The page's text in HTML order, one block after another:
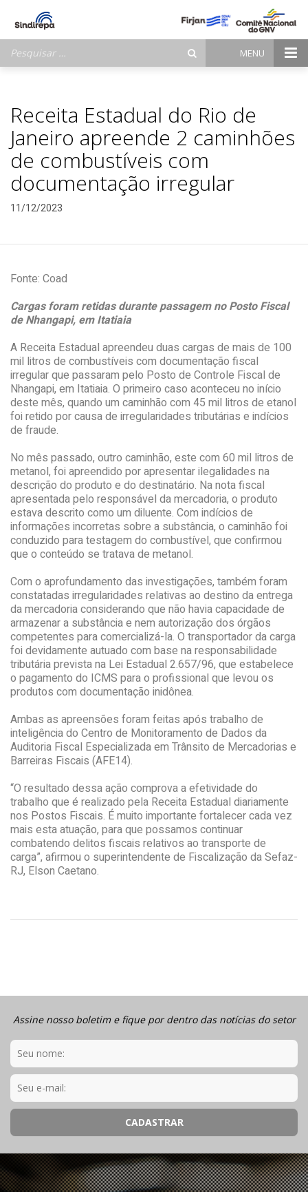
por:
MENU
Receita Estadual do Rio de
Janeiro apreende 2 caminhões
de combustíveis com
documentação irregular
11/12/2023
Fonte: Coad
Cargas foram retidas durante passagem no Posto Fiscal
de Nhangapi, em Itatiaia
A Receita Estadual apreendeu duas cargas de mais de 100
mil litros de combustíveis com documentação fiscal
irregular que passaram pelo Posto de Controle Fiscal de
Nhangapi, em Itatiaia. O primeiro caso aconteceu no início
deste mês, quando um caminhão com 45 mil litros de etanol
foi retido por causa de irregularidades tributárias e indícios
de fraude.
No mês passado, outro caminhão, este com 60 mil litros de
metanol, foi apreendido por apresentar ilegalidades na
descrição do produto e do destinatário. Na nota fiscal
apresentada pelo responsável da mercadoria, o produto
estava descrito como um diluente. Com indícios de
informações incorretas sobre a substância, o caminhão foi
conduzido para testagem do combustível, que confirmou
que o conteúdo se tratava de metanol.
Com o aprofundamento das investigações, também foram
constatadas irregularidades relativas ao destino da entrega
da mercadoria considerando que não havia capacidade de
armazenar a substância e nem autorização dos órgãos
competentes para comercializá-la. O transportador da carga
foi devidamente autuado com base na responsabilidade
tributária prevista na Lei Estadual 2.657/96, que estabelece
o pagamento do ICMS para o profissional que levou os
produtos com documentação inidônea.
Ambas as apreensões foram feitas após trabalho de
inteligência do Centro de Monitoramento de Dados da
Auditoria Fiscal Especializada em Trânsito de Mercadorias e
Barreiras Fiscais (AFE14).
“O resultado dessa ação comprova a efetividade do
trabalho que é realizado pela Receita Estadual diariamente
nos Postos Fiscais. É muito importante fortalecer cada vez
mais esta atuação, para que possamos continuar
combatendo delitos fiscais relativos ao transporte de
carga”, afirmou o superintendente de Fiscalização da Sefaz-
RJ, Elson Caetano.
Assine nosso boletim e fique por dentro das notícias do setor